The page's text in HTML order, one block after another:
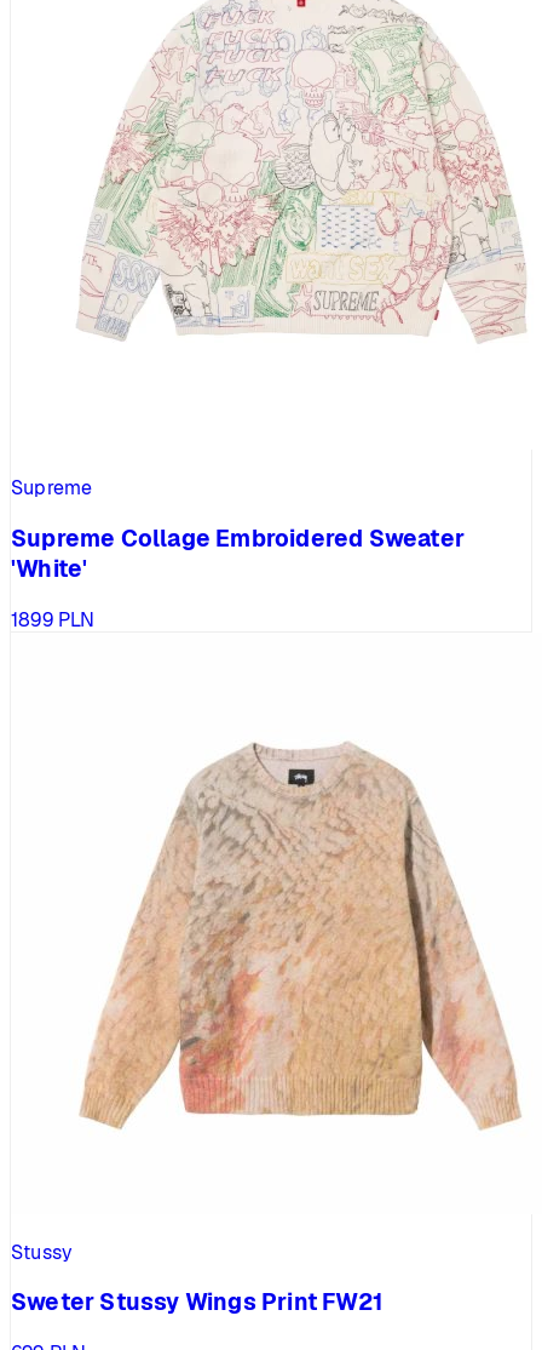
Supreme
Supreme Collage Embroidered Sweater
'White'
1899 PLN
Stussy
Sweter Stussy Wings Print FW21